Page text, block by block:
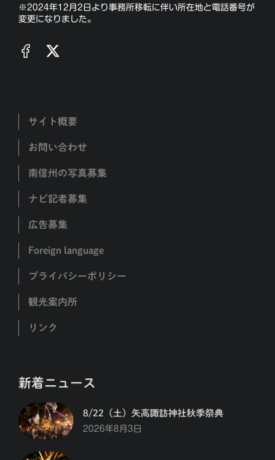
※2024年12月2日より事務所移転に伴い所在地と電話番号が
変更になりました。
サイト概要
お問い合わせ
南信州の写真募集
ナビ記者募集
広告募集
Foreign language
プライバシーポリシー
観光案内所
リンク
新着ニュース
8/22（土）矢高諏訪神社秋季祭典
2026年8月3日